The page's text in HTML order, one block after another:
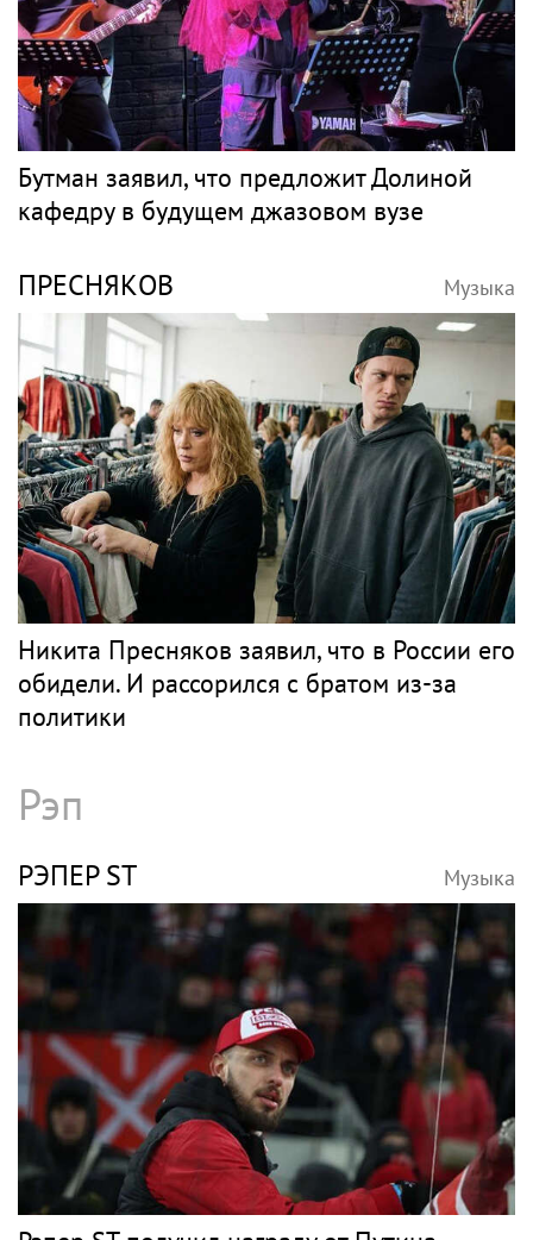
КИНЧЕВ Музыка
фанаты Константина Кинчева
Поп
ДОЛИНА Музыка
Бутман заявил, что предложит Долиной
кафедру в будущем джазовом вузе
ПРЕСНЯКОВ Музыка